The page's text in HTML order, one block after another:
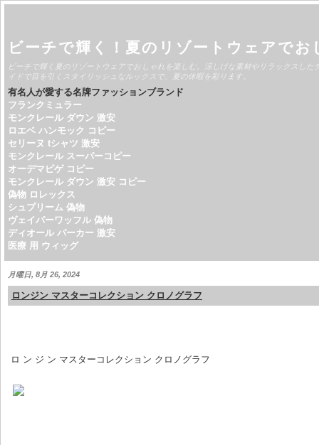
ビーチで輝く！夏のリゾートウェアでお
ビーチで輝く夏のリゾートウェアでおしゃれを楽しむ。涼しげな素材やリラックスし
イドで目を引くスタイリッシュなルックスで、夏の休暇を彩ります。
有名人が愛する名牌ファッションブランド
フランクミュラー
モンクレール ダウン 激安
ロエベ ハンモック コピー
セリーヌ tシャツ 激安
モンクレール スーパーコピー
オーデマピゲ コピー
モンクレール ダウン 激安 コピー
偽物 ロレックス
シュプリーム 偽物
ヴェイパーワッフル 偽物
ディオール パーカー 激安
医療 用 ウィッグ
月曜日, 8月 26, 2024
ロンジン マスターコレクション クロノグラフ
ロ ン ジ ン マスターコレクション クロノグラフ